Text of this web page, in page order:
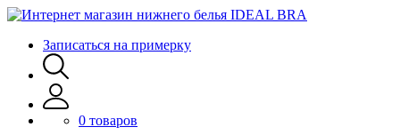
Записаться на примерку
0 товаров